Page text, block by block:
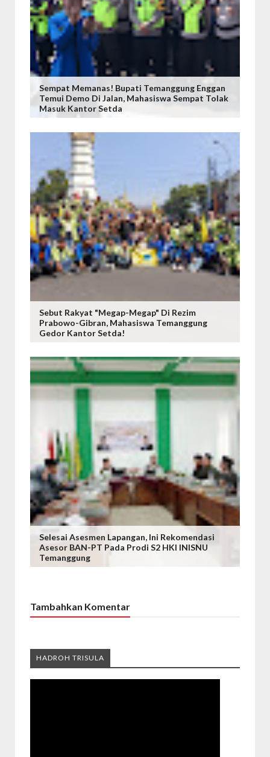
Sempat Memanas! Bupati Temanggung Enggan
Temui Demo Di Jalan, Mahasiswa Sempat Tolak
Masuk Kantor Setda
Sebut Rakyat "Megap-Megap" Di Rezim
Prabowo-Gibran, Mahasiswa Temanggung
Gedor Kantor Setda!
Selesai Asesmen Lapangan, Ini Rekomendasi
Asesor BAN-PT Pada Prodi S2 HKI INISNU
Temanggung
Tambahkan Komentar
HADROH TRISULA